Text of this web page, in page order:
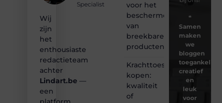
Specialist
Wij
zijn
het
enthousiaste
redactieteam
achter
Lindart.be —
een
voor het
beschermen
van
breekbare
producten
Krachttoestel
kopen:
kwaliteit
of
❝
Samen
maken
we
bloggen
toegankelijk,
creatief
en
leuk
voor